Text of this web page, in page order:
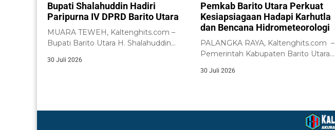
Bupati Shalahuddin Hadiri
Paripurna IV DPRD Barito Utara
MUARA TEWEH, Kaltenghits.com –
Bupati Barito Utara H. Shalahuddin
30 Juli 2026
Pemkab Barito Utara Perkuat
Kesiapsiagaan Hadapi Karhutla
dan Bencana Hidrometeorologi
PALANGKA RAYA, Kaltenghits.com –
Pemerintah Kabupaten Barito Utara
memperkuat...
30 Juli 2026